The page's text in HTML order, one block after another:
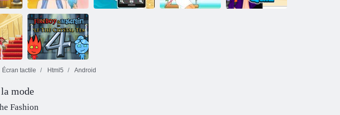
Fiesta d'été
Écran tactile Html5 Android
mode
Fashion